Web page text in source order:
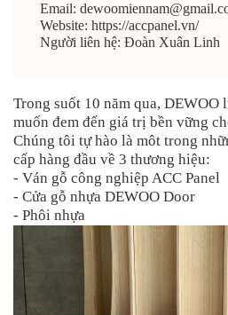
Email:
Website: https://accpanel.vn/
Người liên hệ: Đoàn Xuân Linh
Trong suốt 10 năm qua, DEWOO
muốn đem đến giá trị bền vững
Chúng tôi tự hào là môt trong
cấp hàng đầu về 3 thương hiệu:
- Ván gỗ công nghiệp ACC Panel
- Cửa gỗ nhựa DEWOO Door
- Phôi nhựa